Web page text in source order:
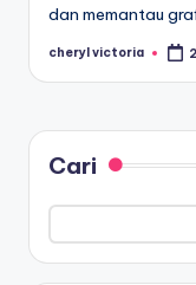
dan memantau
Posted
cheryl victoria
Cari